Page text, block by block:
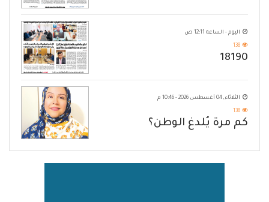
اليوم - الساعة 12:11 ص
138
18190
الثلاثاء, 04 أغسطس 2026 - 10:46 م
138
كم مرة يُلدغ الوطن؟